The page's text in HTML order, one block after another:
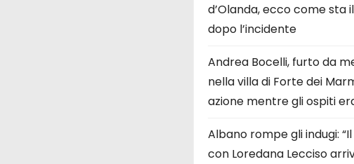
d’Olanda, ecco come sta
dopo l’incidente
Andrea Bocelli, furto da
nella villa di Forte dei
azione mentre gli ospiti
Albano rompe gli indugi:
con Loredana Lecciso